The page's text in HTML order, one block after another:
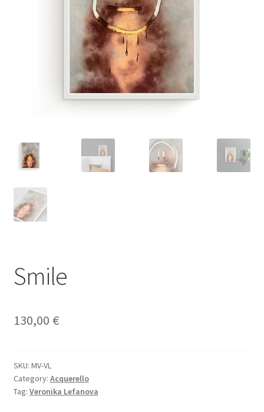
Smile
130,00 €
SKU: MV-VL
Category: Acquerello
Tag: Veronika Lefanova